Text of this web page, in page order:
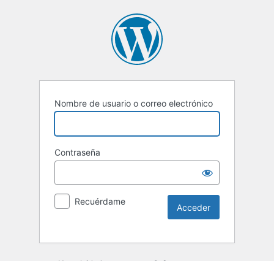
Nombre de usuario o correo electrónico
Contraseña
Recuérdame